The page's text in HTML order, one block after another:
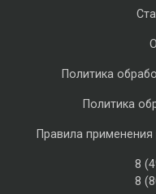
Политика
Политика
Правила
8
8